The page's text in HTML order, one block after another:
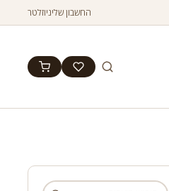
החשבון שליניוזלטר